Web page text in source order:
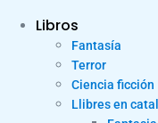
Libros
Fantasía
Terror
Ciencia ficción
Llibres en